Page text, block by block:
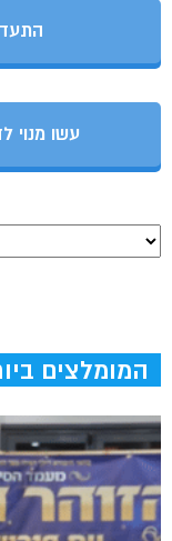
עשו מנוי
המומלצים